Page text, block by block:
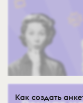
Как создать